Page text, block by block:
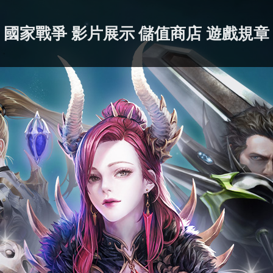
國家戰爭 影片展示 儲值商店 遊戲規章